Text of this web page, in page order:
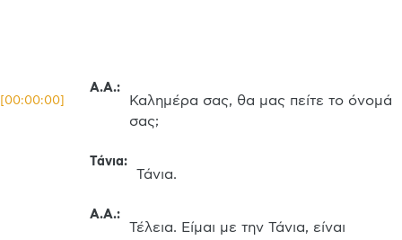
Α.Α.:
00:00:00
Καλημέρα σας, θα μας πείτε το όνομά
σας;
Τάνια:
Τάνια.
Α.Α.:
Τέλεια. Είμαι με την Τάνια, είναι